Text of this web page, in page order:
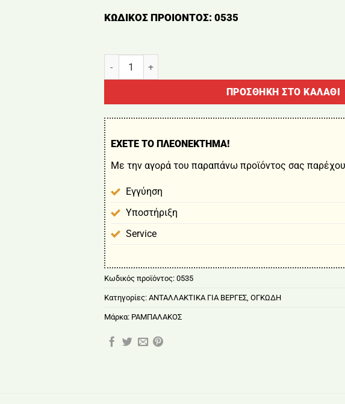
ΚΩΔΙΚΟΣ ΠΡΟΙΟΝΤΟΣ: 0535
ΣΩΛΗΝΑΣ ΜΕ ΝΤΙΖΑ ΚΟΜΠΛΕ 2.50m ποσότητα
ΠΡΟΣΘΉΚΗ ΣΤΟ ΚΑΛΆΘΙ
ΕΧΕΤΕ ΤΟ ΠΛΕΟΝΕΚΤΗΜΑ!
Με την αγορά του παραπάνω προϊόντος σας
Εγγύηση
Υποστήριξη
Service
Κωδικός προϊόντος: 0535
Κατηγορίες: ΑΝΤΑΛΛΑΚΤΙΚΑ ΓΙΑ ΒΕΡΓΕΣ ΟΓΚΩΔΗ
Μάρκα: ΡΑΜΠΑΛΑΚΟΣ